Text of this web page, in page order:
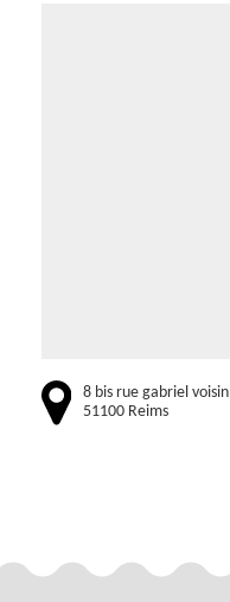
8 bis rue gabriel voisin
51100 Reims